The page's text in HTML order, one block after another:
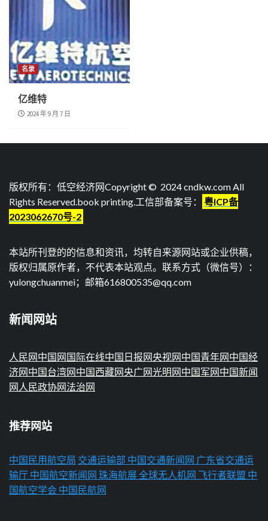
名录
亿维特
2024 年 9 月 7 日
版权所有：低空经济网Copyright © 2024 cndkw.com All
Rights Reserved.book printing.工信部备案号：
粤ICP备
2023062670号-2
本站所刊登的的信息和资讯，均转自来源网站或企业供稿，
版权归属原作者，不代表本站观点。联系方式（微信号）：
yulongchuanmei；邮箱616800535@qq.com
新闻网站
人民网中国网 国际在线中国日报网央视网中国青年网中国经
济网中国台湾网中国西藏网央广网光明网中国军网中国新闻
网 人民政协网法治网
推荐网站
中国民用航空局 交通运输部 中国交通新闻网 广东省交通运
输厅 中国航空新闻网 珠海航展全球无人机网 飞行者联盟 中
国航空学会 中国民航网